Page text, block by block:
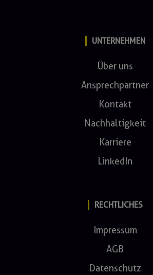
UNTERNEHMEN
Über uns
Ansprechpartner
Kontakt
Nachhaltigkeit
Karriere
LinkedIn
RECHTLICHES
Impressum
AGB
Datenschutz